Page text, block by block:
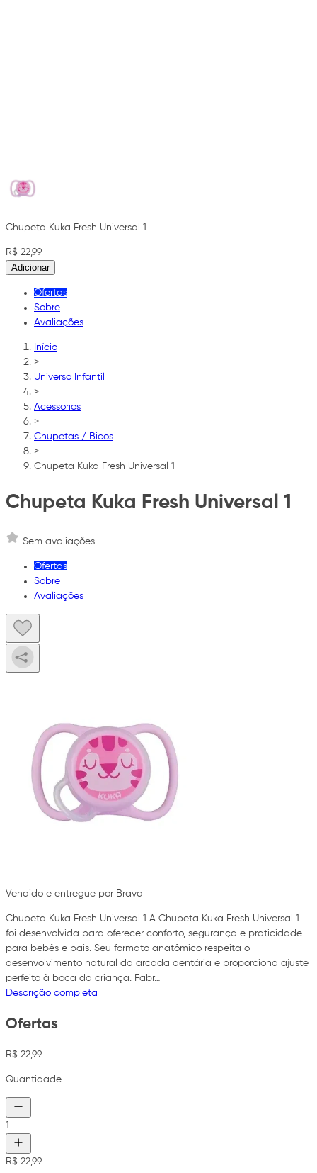
Chupeta Kuka Fresh Universal 1
R$ 22,99
Adicionar
Ofertas
Sobre
Avaliações
Início
>
Universo Infantil
>
Acessorios
>
Chupetas / Bicos
>
Chupeta Kuka Fresh Universal 1
Chupeta Kuka Fresh Universal 1
Sem avaliações
Ofertas
Sobre
Avaliações
Vendido e entregue por Brava
Chupeta Kuka Fresh Universal 1 A Chupeta Kuka Fresh Universal 1
foi desenvolvida para oferecer conforto, segurança e praticidade
para bebês e pais. Seu formato anatômico respeita o
desenvolvimento natural da arcada dentária e proporciona ajuste
perfeito à boca da criança. Fabr…
Descrição completa
Ofertas
R$ 22,99
Quantidade
1
R$ 22,99